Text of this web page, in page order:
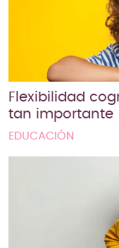
Flexibilidad
tan importante
EDUCACIÓN